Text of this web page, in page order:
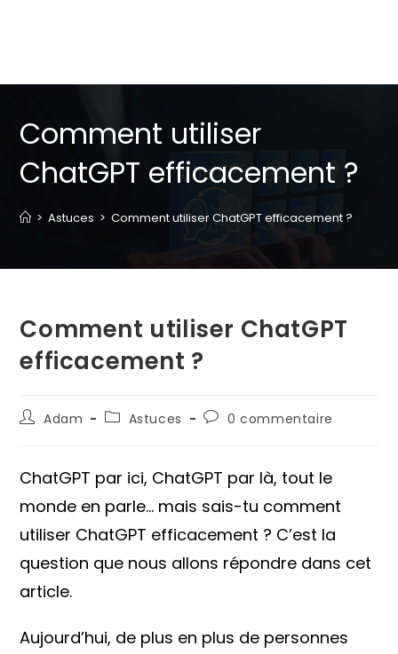
Comment utiliser
ChatGPT efficacement ?
> Astuces > Comment utiliser ChatGPT efficacement ?
Comment utiliser ChatGPT
efficacement ?
Auteur/autrice
Adam
PostAstuces
Commentaires
publication :
0 commentaire
ChatGPT par ici, ChatGPT par là, tout le
monde en parle… mais sais-tu comment
utiliser ChatGPT efficacement ? C’est la
question que nous allons répondre dans cet
article.
Aujourd’hui, de plus en plus de personnes